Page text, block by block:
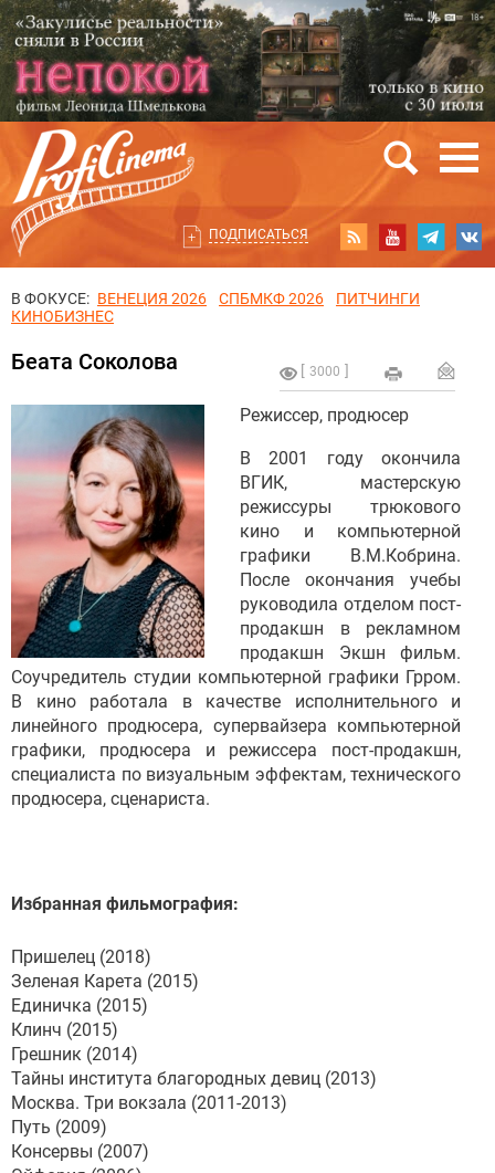
ПОДПИСАТЬСЯ
В ФОКУСЕ: ВЕНЕЦИЯ 2026 СПБМКФ 2026
ПИТЧИНГИ
КИНОБИЗНЕС
3000
Беата Соколова
Режиссер, продюсер
В 2001 году окончила
ВГИК, мастерскую
режиссуры трюкового
кино и компьютерной
графики В.М.Кобрина.
После окончания учебы
руководила отделом пост-
продакшн в рекламном
продакшн Экшн фильм.
Соучредитель студии компьютерной графики Грром.
В кино работала в качестве исполнительного и
линейного продюсера, супервайзера компьютерной
графики, продюсера и режиссера пост-продакшн,
специалиста по визуальным эффектам, технического
продюсера, сценариста.
Избранная фильмография:
Пришелец (2018)
Зеленая Карета (2015)
Единичка (2015)
Клинч (2015)
Грешник (2014)
Тайны института благородных девиц (2013)
Москва. Три вокзала (2011-2013)
Путь (2009)
Консервы (2007)